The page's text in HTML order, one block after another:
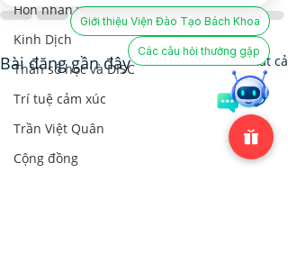
Hôn nhân và Dạy con
Kinh Dịch
Thần số học và DISC
Trí tuệ cảm xúc
Trần Việt Quân
Cộng đồng
Bài đăng gần đây Xem tất cả
Giới thiệu Viện Đào Tạo Bách Khoa
Các câu hỏi thường gặp